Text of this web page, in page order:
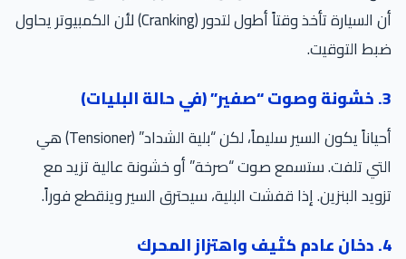
أن السيارة تأخذ وقتاً أطول لتدور (Cranking) لأن الكمبيوتر يحاول
ضبط التوقيت.
3. خشونة وصوت “صفير” (في حالة البليات)
أحياناً يكون السير سليماً، لكن “بلية الشداد” (Tensioner) هي
التي تلفت. ستسمع صوت “صرخة” أو خشونة عالية تزيد مع
تزويد البنزين. إذا قفشت البلية، سيحترق السير وينقطع فوراً.
4. دخان عادم كثيف واهتزاز المحرك